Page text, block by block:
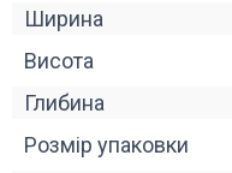
Ширина
Висота
Глибина
Розмір упаковки